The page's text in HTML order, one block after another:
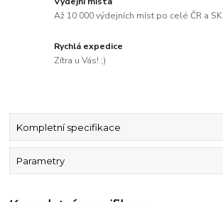
Až 10 000 výdejních míst po celé ČR a SK
Rychlá expedice
Zítra u Vás! ;)
Kompletní specifikace
Parametry